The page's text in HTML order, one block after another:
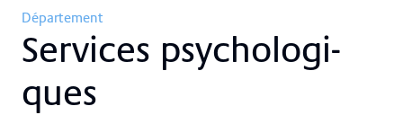
Département
Ser­vices psy­cho­lo­gi­
ques